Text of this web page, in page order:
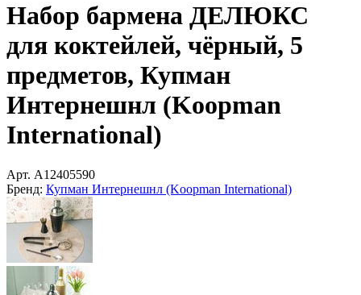
Набор бармена ДЕЛЮКС
для коктейлей, чёрный, 5
предметов, Купман
Интернешнл (Koopman
International)
Арт. A12405590
Бренд: Купман Интернешнл (Koopman International)